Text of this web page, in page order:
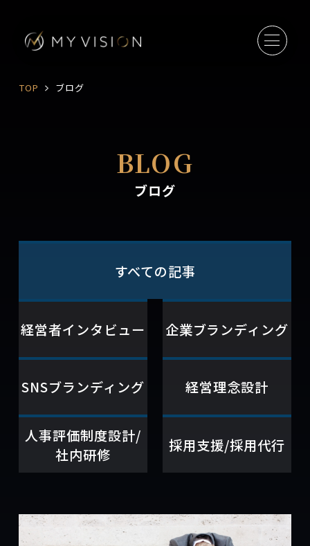
TOP ブログ
BLOG
ブログ
すべての記事
経営者インタビュー 企業ブランディング
SNSブランディング 経営理念設計
人事評価制度設計/
社内研修
採用支援/採用代行